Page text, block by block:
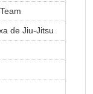
de Jiu-Jitsu